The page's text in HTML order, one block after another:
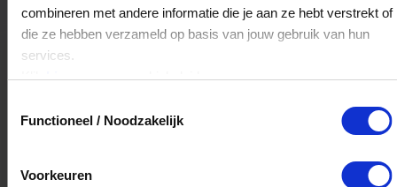
combineren met andere informatie die je aan ze hebt verstrekt of
die ze hebben verzameld op basis van jouw gebruik van hun
services.
Klikhiervoor ons cookiebeleid.
Functioneel / Noodzakelijk
Voorkeuren
Veelgestelde Vragen
Kan ik het saldo in delen besteden?
cadeaukaart in delen uitgeven.